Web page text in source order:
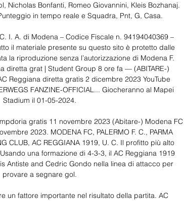
Nicholas Bonfanti, Romeo Giovannini, Kleis Bozhanaj.
in tempo reale e Squadra, Pnt, G, Casa.
I. A. di Modena – Codice Fiscale n. 94194040369 –
il materiale presente su questo sito è protetto dalle
la riproduzione senza l’autorizzazione di Modena F.
diretta grat | Student Group 8 ore fa — (ABITARE-)
Reggiana diretta gratis 2 dicembre 2023 YouTube
FANZINE-OFFICIAL... Giocheranno al Mapei
Stadium il 01-05-2024.
gratis 11 novembre 2023 (Abitare-) Modena FC
2023. MODENA FC, PALERMO F. C., PARMA
CLUB, AC REGGIANA 1919, U. C. Il profitto più alto
una formazione di 4-3-3, il AC Reggiana 1919
Antiste and Cedric Gondo nella linea di attacco per
provare a segnare gol.
un fattore importante nel risultato della partita. AC